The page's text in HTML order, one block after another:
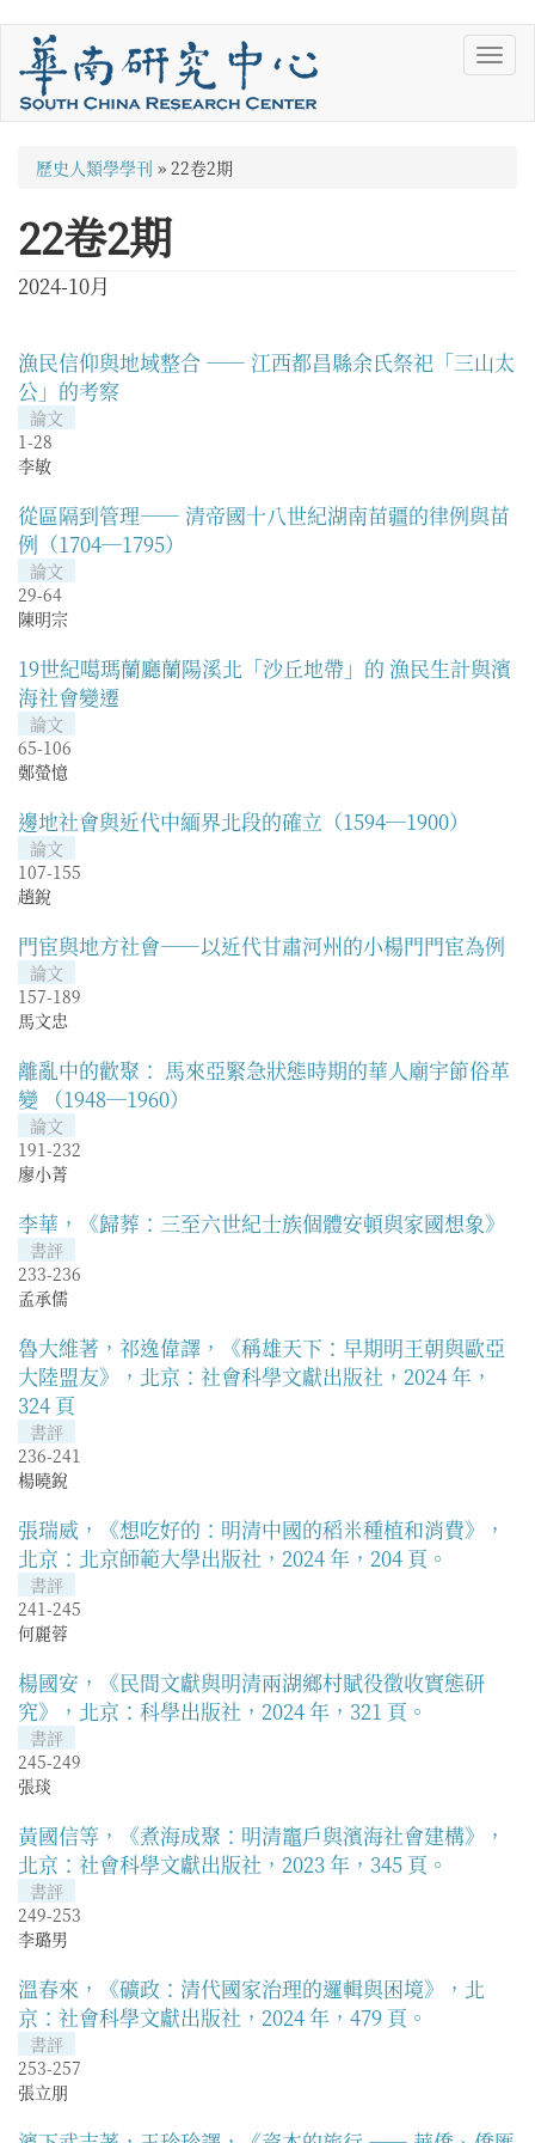
您
這
裡
歷史人類學學刊 » 22卷2期
22卷2期
2024-10月
漁民信仰與地域整合 —— 江西都昌縣余氏祭祀「三山太
公」的考察
論文
1-28
李敏
從區隔到管理—— 清帝國十八世紀湖南苗疆的律例與苗
例（1704—1795）
論文
29-64
陳明宗
19世紀噶瑪蘭廳蘭陽溪北「沙丘地帶」的 漁民生計與濱
海社會變遷
論文
65-106
鄭螢憶
邊地社會與近代中緬界北段的確立（1594—1900）
論文
107-155
趙銳
門宦與地方社會——以近代甘肅河州的小楊門門宦為例
論文
157-189
馬文忠
離亂中的歡聚： 馬來亞緊急狀態時期的華人廟宇節俗革
變 （1948—1960）
論文
191-232
廖小菁
李華，《歸葬：三至六世紀士族個體安頓與家國想象》
書評
233-236
孟承儒
魯大維著，祁逸偉譯，《稱雄天下：早期明王朝與歐亞
大陸盟友》，北京：社會科學文獻出版社，2024 年，
324 頁
書評
236-241
楊曉銳
張瑞威，《想吃好的：明清中國的稻米種植和消費》，
北京：北京師範大學出版社，2024 年，204 頁。
書評
241-245
何麗蓉
楊國安，《民間文獻與明清兩湖鄉村賦役徵收實態研
究》，北京：科學出版社，2024 年，321 頁。
書評
245-249
張琰
黃國信等，《煮海成聚：明清竈戶與濱海社會建構》，
北京：社會科學文獻出版社，2023 年，345 頁。
書評
249-253
李璐男
溫春來，《礦政：清代國家治理的邏輯與困境》，北
京：社會科學文獻出版社，2024 年，479 頁。
書評
253-257
張立朋